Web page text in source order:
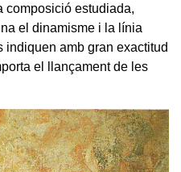
composició estudiada,
el dinamisme i la línia
indiquen amb gran exactitud
el llançament de les